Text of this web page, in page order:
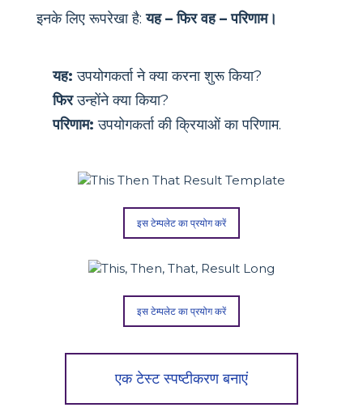
इनके लिए रूपरेखा है:यह – फिर वह – परिणाम।
यह: उपयोगकर्ता ने क्या करना शुरू किया?
फिरउन्होंने क्या किया?
परिणाम: उपयोगकर्ता की क्रियाओं का परिणाम.
इस टेम्पलेट का प्रयोग करें
इस टेम्पलेट का प्रयोग करें
एक टेस्ट स्पष्टीकरण बनाएं